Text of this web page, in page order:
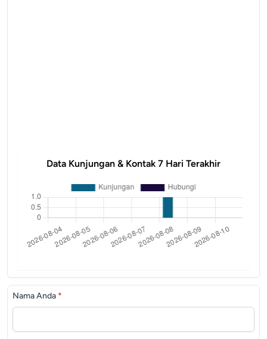
Data Kunjungan & Kontak 7 Hari Terakhir
Nama Anda *